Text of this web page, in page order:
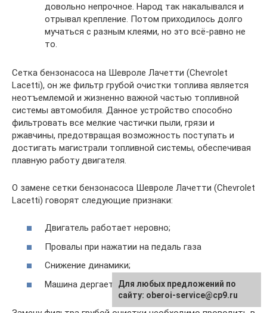
довольно непрочное. Народ так накалывался и
отрывал крепление. Потом приходилось долго
мучаться с разным клеями, но это всё-равно не
то.
Сетка бензонасоса на Шевроле Лачетти (Chevrolet
Lacetti), он же фильтр грубой очистки топлива является
неотъемлемой и жизненно важной частью топливной
системы автомобиля. Данное устройство способно
фильтровать все мелкие частички пыли, грязи и
ржавчины, предотвращая возможность поступать и
достигать магистрали топливной системы, обеспечивая
плавную работу двигателя.
О замене сетки бензонасоса Шевроле Лачетти (Chevrolet
Lacetti) говорят следующие признаки:
Двигатель работает неровно;
Провалы при нажатии на педаль газа
Снижение динамики;
Машина дергается при резком наборе скорости;
Для любых предложений по
сайту: oberoi-service@cp9.ru